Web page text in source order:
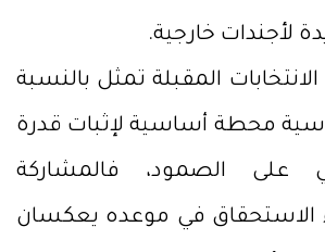
لأجندات خارجية.
المقبلة تمثل بالنسبة
محطة أساسية لإثبات قدرة
على الصمود، فالمشاركة
الاستحقاق في موعده يعكسان